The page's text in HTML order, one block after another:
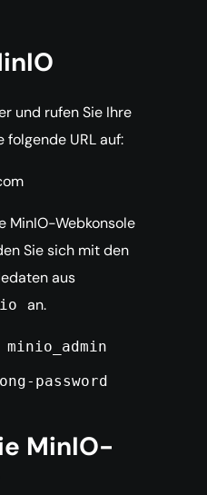
und rufen Sie Ihre
URL auf:
MinIO-Webkonsole
Sie sich mit den
aus
an.
minio_admin
password
MinIO-